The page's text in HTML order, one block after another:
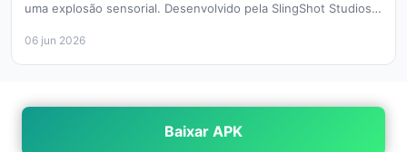
uma explosão sensorial. Desenvolvido pela SlingShot Studios,
06 jun 2026
Baixar APK